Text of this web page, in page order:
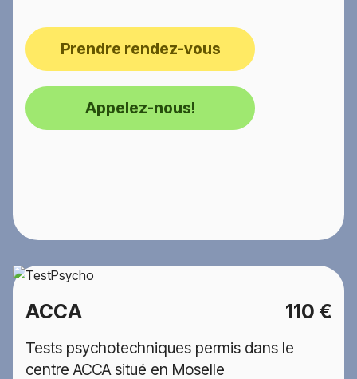
Prendre rendez-vous
Appelez-nous!
ACCA 110 €
Tests psychotechniques permis dans le
centre ACCA situé en Moselle